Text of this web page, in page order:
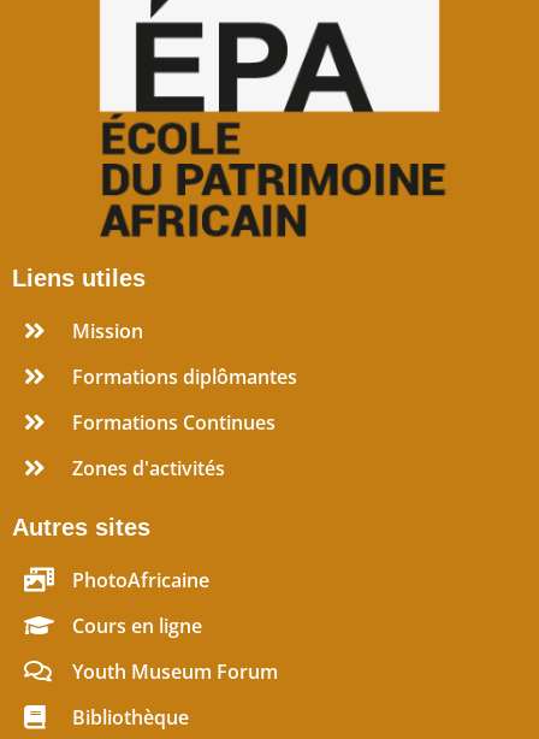
Liens utiles
Mission
Formations diplômantes
Formations Continues
Zones d'activités
Autres sites
PhotoAfricaine
Cours en ligne
Youth Museum Forum
Bibliothèque